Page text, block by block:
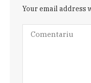
Your email address